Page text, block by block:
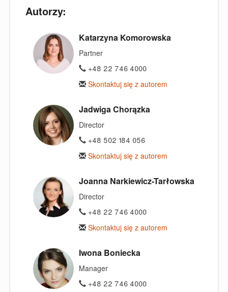
Autorzy:
Katarzyna Komorowska
Partner
+48 22 746 4000
Skontaktuj się z autorem
Jadwiga Chorązka
Director
+48 502 184 056
Skontaktuj się z autorem
Joanna Narkiewicz-Tarłowska
Director
+48 22 746 4000
Skontaktuj się z autorem
Iwona Boniecka
Manager
+48 22 746 4000